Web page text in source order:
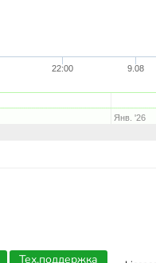
22:00 9.08
Янв. '26
Тех.поддержка